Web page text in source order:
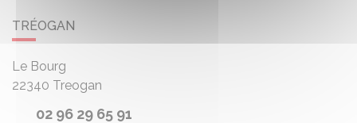
TRÉOGAN
Le Bourg
22340 Treogan
02 96 29 65 91